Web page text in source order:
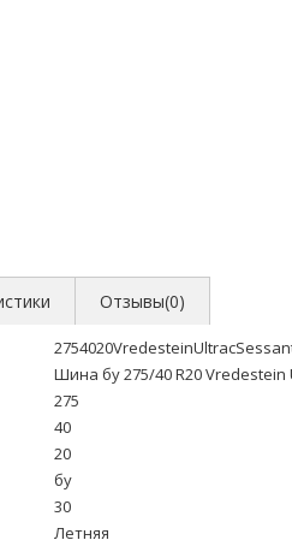
Отзывы(0)
Шина бу 275/40 R20 Vredestein
275
40
20
бу
30
Летняя